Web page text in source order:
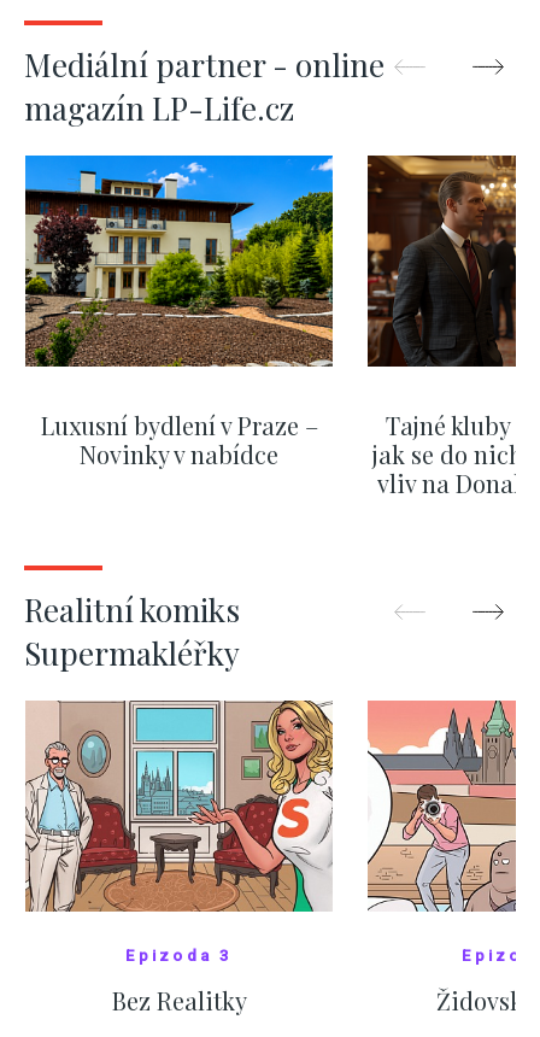
Mediální partner - online
magazín LP-Life.cz
Luxusní bydlení v Praze –
Novinky v nabídce
Tajné kluby
jak se do nich
vliv na
Realitní komiks
Supermakléřky
Epizoda 3
Bez Realitky